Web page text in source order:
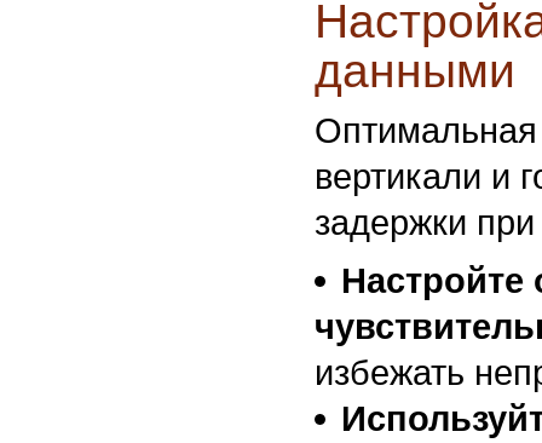
данными
Оптимальная
вертикали и
задержки
избежать